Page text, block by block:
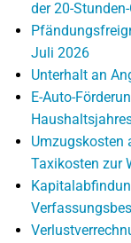
der 20-
Juli 2026
Unterhalt an
E-Auto-
Umzugskosten
Taxikosten zur